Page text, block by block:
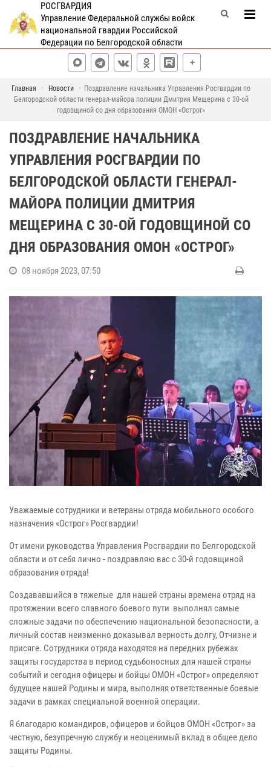
РОСГВАРДИЯ
Управление Федеральной службы войск
национальной гвардии Российской
Федерации по Белгородской области
Главная Новости
Поздравление начальника Управления Росгвардии по
Белгородской области генерал-майора полиции Дмитрия Мещерина с 30-ой
годовщиной со дня образования ОМОН «Острог»
ПОЗДРАВЛЕНИЕ НАЧАЛЬНИКА
УПРАВЛЕНИЯ РОСГВАРДИИ ПО
БЕЛГОРОДСКОЙ ОБЛАСТИ ГЕНЕРАЛ-
МАЙОРА ПОЛИЦИИ ДМИТРИЯ
МЕЩЕРИНА С 30-ОЙ ГОДОВЩИНОЙ СО
ДНЯ ОБРАЗОВАНИЯ ОМОН «ОСТРОГ»
08 ноября 2023, 07:50
Уважаемые сотрудники и ветераны отряда мобильного особого
назначения «Острог» Росгвардии!
От имени руководства Управления Росгвардии по Белгородской
области и от себя лично - поздравляю вас с 30-й годовщиной
образования отряда!
Создававшийся в тяжелые для нашей страны времена отряд на
протяжении всего славного боевого пути выполнял самые
сложные задачи по обеспечению национальной безопасности, а
личный состав неизменно доказывал верность долгу, Отчизне и
присяге. Сотрудники отряда находятся на передних рубежах
защиты государства в период судьбоносных для нашей страны
событий и сегодня офицеры и бойцы ОМОН «Острог» определяют
будущее нашей Родины и мира, выполняя ответственные боевые
задачи в рамках специальной военной операции.
Я благодарю командиров, офицеров и бойцов ОМОН «Острог» за
честную, безупречную службу и неоценимый вклад в общее дело
защиты Родины.